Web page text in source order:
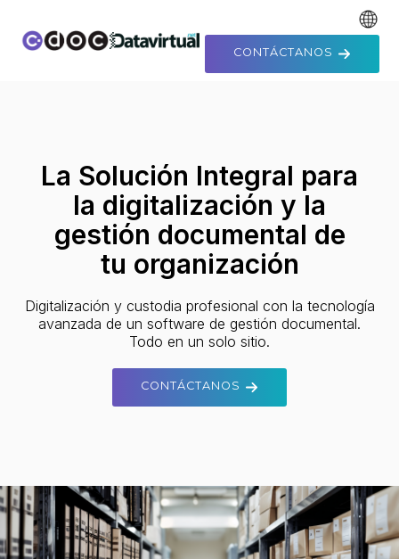
contenido
CONTÁCTANOS
La Solución Integral para
la digitalización y la
gestión documental de
tu organización
Digitalización y custodia profesional con la tecnología
avanzada de un software de gestión documental.
Todo en un solo sitio.
CONTÁCTANOS